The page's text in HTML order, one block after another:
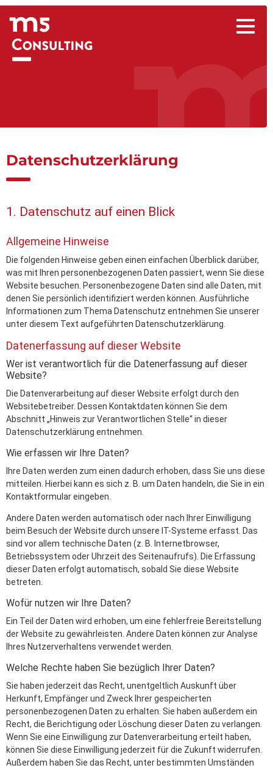
Datenschutz­erklärung
1. Datenschutz auf einen Blick
Allgemeine Hinweise
Die folgenden Hinweise geben einen einfachen Überblick darüber,
was mit Ihren personenbezogenen Daten passiert, wenn Sie diese
Website besuchen. Personenbezogene Daten sind alle Daten, mit
denen Sie persönlich identifiziert werden können. Ausführliche
Informationen zum Thema Datenschutz entnehmen Sie unserer
unter diesem Text aufgeführten Datenschutzerklärung.
Datenerfassung auf dieser Website
Wer ist verantwortlich für die Datenerfassung auf dieser
Website?
Die Datenverarbeitung auf dieser Website erfolgt durch den
Websitebetreiber. Dessen Kontaktdaten können Sie dem
Abschnitt „Hinweis zur Verantwortlichen Stelle“ in dieser
Datenschutzerklärung entnehmen.
Wie erfassen wir Ihre Daten?
Ihre Daten werden zum einen dadurch erhoben, dass Sie uns diese
mitteilen. Hierbei kann es sich z. B. um Daten handeln, die Sie in ein
Kontaktformular eingeben.
Andere Daten werden automatisch oder nach Ihrer Einwilligung
beim Besuch der Website durch unsere IT-Systeme erfasst. Das
sind vor allem technische Daten (z. B. Internetbrowser,
Betriebssystem oder Uhrzeit des Seitenaufrufs). Die Erfassung
dieser Daten erfolgt automatisch, sobald Sie diese Website
betreten.
Wofür nutzen wir Ihre Daten?
Ein Teil der Daten wird erhoben, um eine fehlerfreie Bereitstellung
der Website zu gewährleisten. Andere Daten können zur Analyse
Ihres Nutzerverhaltens verwendet werden.
Welche Rechte haben Sie bezüglich Ihrer Daten?
Sie haben jederzeit das Recht, unentgeltlich Auskunft über
Herkunft, Empfänger und Zweck Ihrer gespeicherten
personenbezogenen Daten zu erhalten. Sie haben außerdem ein
Recht, die Berichtigung oder Löschung dieser Daten zu verlangen.
Wenn Sie eine Einwilligung zur Datenverarbeitung erteilt haben,
können Sie diese Einwilligung jederzeit für die Zukunft widerrufen.
Außerdem haben Sie das Recht, unter bestimmten Umständen